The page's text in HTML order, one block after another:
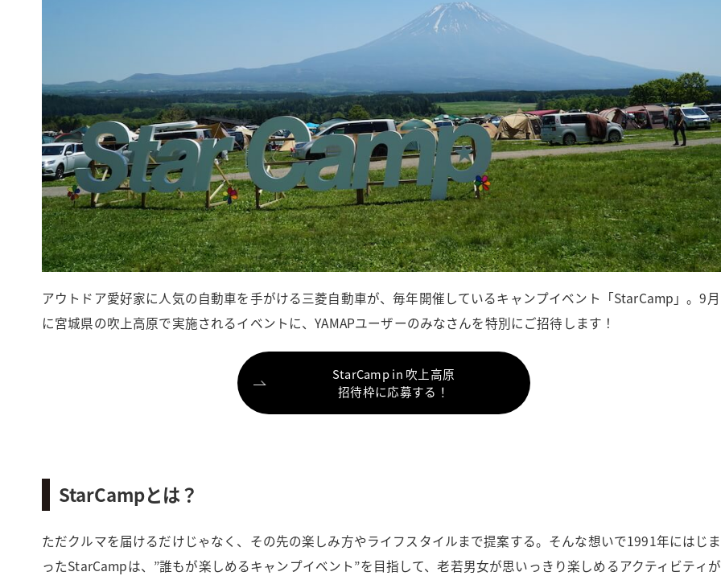
アウトドア愛好家に人気の自動車を手がける三菱自動車が、毎年開催しているキャンプイベント「StarCamp」。9月
に宮城県の吹上高原で実施されるイベントに、YAMAPユーザーのみなさんを特別にご招待します！
StarCamp in 吹上高原
招待枠に応募する！
StarCampとは？
ただクルマを届けるだけじゃなく、その先の楽しみ方やライフスタイルまで提案する。そんな想いで1991年にはじま
ったStarCampは、”誰もが楽しめるキャンプイベント”を目指して、老若男女が思いっきり楽しめるアクティビティが